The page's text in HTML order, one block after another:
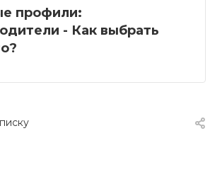
профили:
- Как выбрать